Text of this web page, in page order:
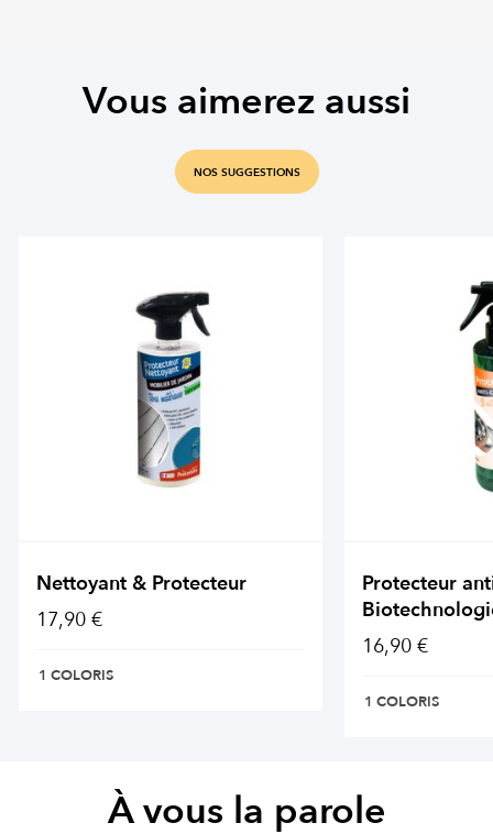
Vous aimerez aussi
NOS SUGGESTIONS
Nettoyant & Protecteur
17,90 €
1 COLORIS
Protecteur
16,90 €
1 COLORIS
À vous la parole